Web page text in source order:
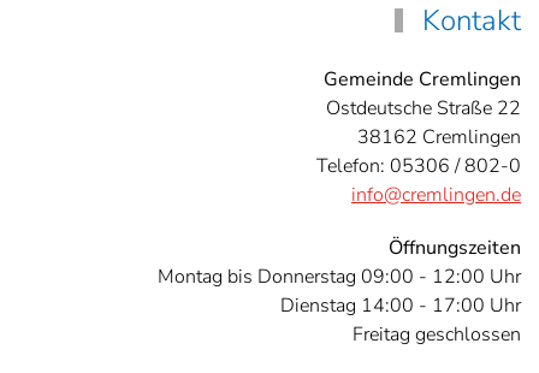
Kontakt
Gemeinde Cremlingen
Ostdeutsche Straße 22
38162 Cremlingen
Telefon: 05306 / 802-0
info@cremlingen.de
Öffnungszeiten
Montag bis Donnerstag 09:00 - 12:00 Uhr
Dienstag 14:00 - 17:00 Uhr
Freitag geschlossen